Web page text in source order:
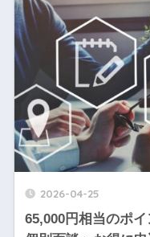
2026-04-25
65,000円相当のポ